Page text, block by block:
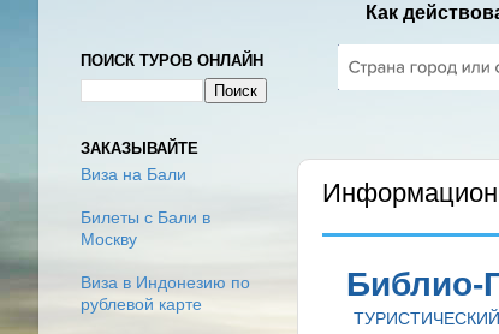
Как
Библио-
ПОИСК ТУРОВ ОНЛАЙН
ЗАКАЗЫВАЙТЕ
Виза на Бали
Билеты с Бали в
Москву
Виза в Индонезию по
рублевой карте